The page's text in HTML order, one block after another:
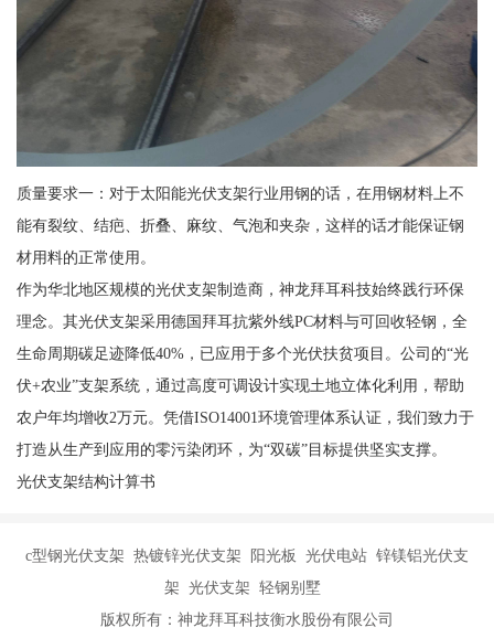
质量要求一：对于太阳能光伏支架行业用钢的话，在用钢材料上不
能有裂纹、结疤、折叠、麻纹、气泡和夹杂，这样的话才能保证钢
材用料的正常使用。
作为华北地区规模的光伏支架制造商，神龙拜耳科技始终践行环保
理念。其光伏支架采用德国拜耳抗紫外线PC材料与可回收轻钢，全
生命周期碳足迹降低40%，已应用于多个光伏扶贫项目。公司的“光
伏+农业”支架系统，通过高度可调设计实现土地立体化利用，帮助
农户年均增收2万元。凭借ISO14001环境管理体系认证，我们致力于
打造从生产到应用的零污染闭环，为“双碳”目标提供坚实支撑。
光伏支架结构计算书
c型钢光伏支架 热镀锌光伏支架 阳光板 光伏电站 锌镁铝光伏支
架 光伏支架 轻钢别墅
版权所有：神龙拜耳科技衡水股份有限公司